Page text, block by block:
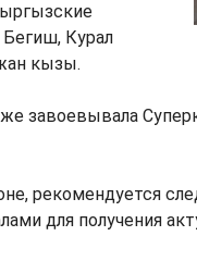
Бегиш, Курал
кызы.
завоевывала
рекомендуется
для получения